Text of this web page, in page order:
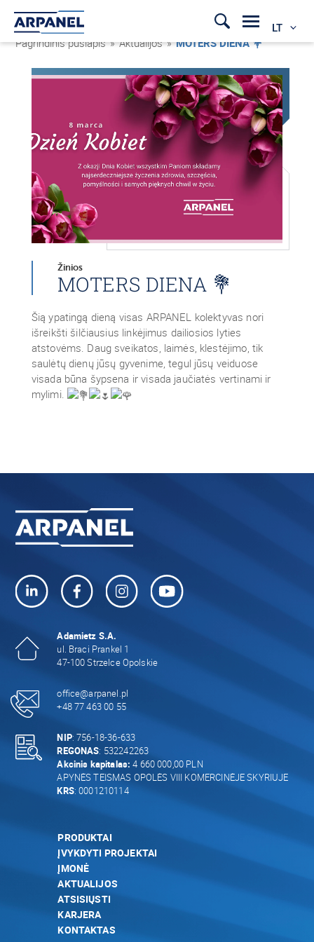
LT
Pagrindinis puslapis » Aktualijos »MOTERS DIENA 💐
Žinios
MOTERS DIENA 💐
Šią ypatingą dieną visas ARPANEL kolektyvas nori
išreikšti šilčiausius linkėjimus dailiosios lyties
atstovėms. Daug sveikatos, laimės, klestėjimo, tik
saulėtų dienų jūsų gyvenime, tegul jūsų veiduose
visada būna šypsena ir visada jaučiatės vertinami ir
mylimi.
Adamietz S.A.
ul. Braci Prankel 1
47-100 Strzelce Opolskie
office@arpanel.pl
+48 77 463 00 55
NIP: 756-18-36-633
REGONAS: 532242263
Akcinis kapitalas: 4 660 000,00 PLN
APYNĖS TEISMAS OPOLĖS VIII KOMERCINĖJE SKYRIUJE
KRS: 0001210114
PRODUKTAI
ĮVYKDYTI PROJEKTAI
ĮMONĖ
AKTUALIJOS
ATSISIŲSTI
KARJERA
KONTAKTAS